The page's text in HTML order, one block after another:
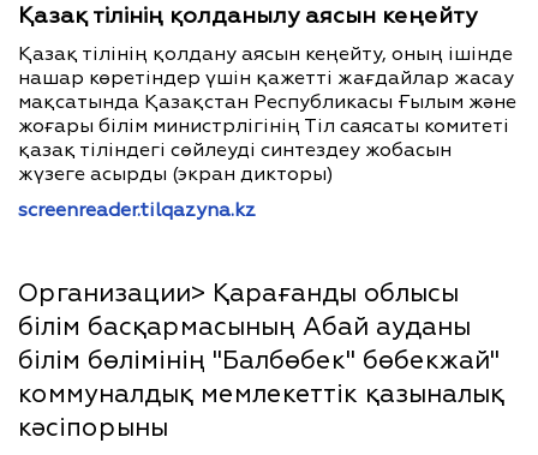
Қазақ тілінің қолданылу аясын кеңейту
Қазақ тілінің қолдану аясын кеңейту, оның ішінде
нашар көретіндер үшін қажетті жағдайлар жасау
мақсатында Қазақстан Республикасы Ғылым және
жоғары білім министрлігінің Тіл саясаты комитеті
қазақ тіліндегі сөйлеуді синтездеу жобасын
жүзеге асырды (экран дикторы)
screenreader.tilqazyna.kz
Организации> Қарағанды облысы
білім басқармасының Абай ауданы
білім бөлімінің "Балбөбек" бөбекжай"
коммуналдық мемлекеттік қазыналық
кәсіпорыны